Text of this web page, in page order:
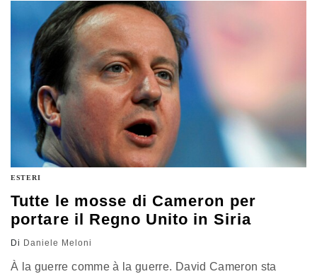
di euro per fare fronte al…
ESTERI
Tutte le mosse di Cameron per
portare il Regno Unito in Siria
Di Daniele Meloni
À la guerre comme à la guerre. David Cameron sta